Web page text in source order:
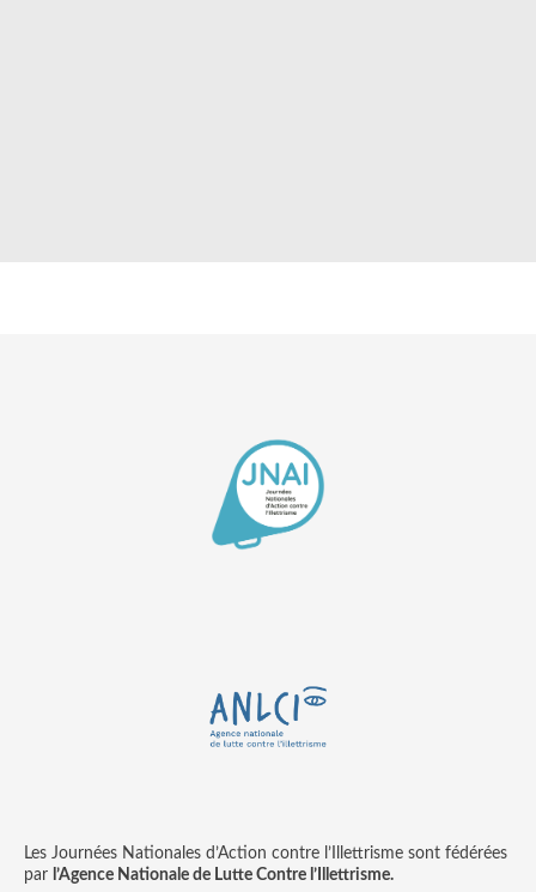
Les Journées Nationales d’Action contre l’Illettrisme sont fédérées
par l’Agence Nationale de Lutte Contre l’Illettrisme.